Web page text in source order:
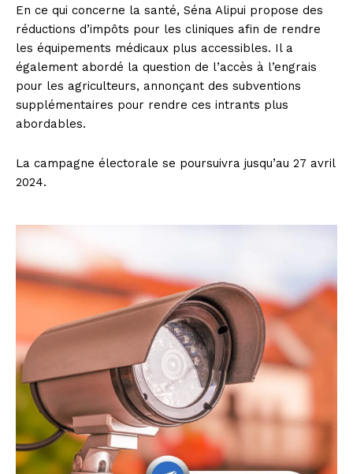
En ce qui concerne la santé, Séna Alipui propose des
réductions d’impôts pour les cliniques afin de rendre
les équipements médicaux plus accessibles. Il a
également abordé la question de l’accès à l’engrais
pour les agriculteurs, annonçant des subventions
supplémentaires pour rendre ces intrants plus
abordables.
La campagne électorale se poursuivra jusqu’au 27 avril
2024.